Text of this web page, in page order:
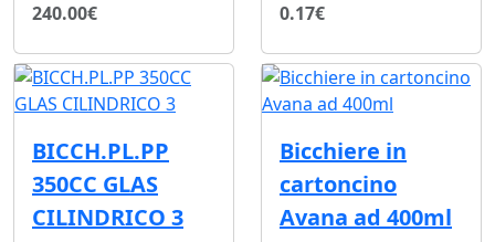
240.00€ 0.17€
BICCH.PL.PP
350CC GLAS
CILINDRICO 3
Bicchiere in
cartoncino
Avana ad 400ml